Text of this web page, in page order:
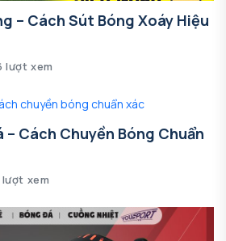
– Cách Sút Bóng Xoáy Hiệu
lượt xem
Cách Chuyền Bóng Chuẩn
xem